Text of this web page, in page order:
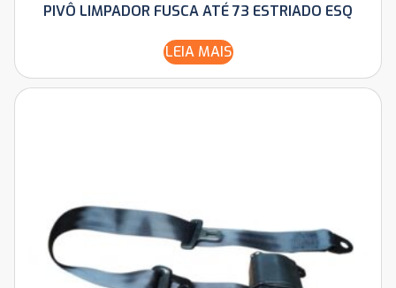
PIVÔ LIMPADOR FUSCA ATÉ 73 ESTRIADO ESQ
LEIA MAIS